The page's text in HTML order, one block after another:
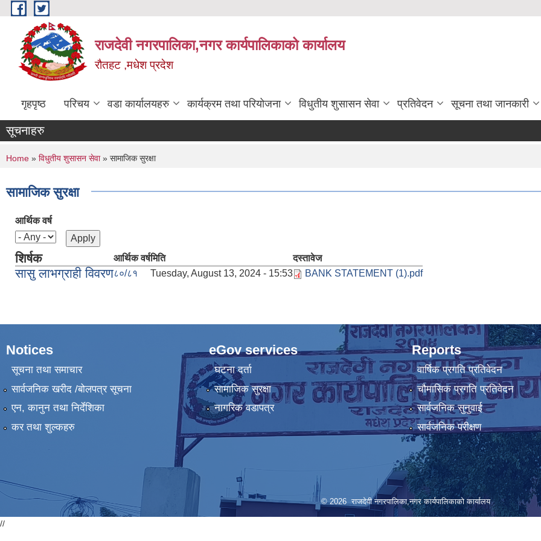
Skip to main content
राजदेवी नगरपालिका,नगर कार्यपालिकाको कार्यालय
रौतहट ,मधेश प्रदेश
गृहपृष्ठ परिचय वडा कार्यालयहरु कार्यक्रम तथा परियोजना विधुतीय शुसासन सेवा प्रतिवेदन सूचना तथा जानकारी
सूचनाहरु
You are here
Home » विधुतीय शुसासन सेवा» सामाजिक सुरक्षा
सामाजिक सुरक्षा
आर्थिक वर्ष
शिर्षक आर्थिक वर्षमिति दस्तावेज
सासु लाभग्राही विवरण८०/८१ Tuesday, August 13, 2024 - 15:53 BANK STATEMENT (1).pdf
Notices
सूचना तथा समाचार
सार्वजनिक खरीद /बोलपत्र सूचना
एन, कानुन तथा निर्देशिका
कर तथा शुल्कहरु
eGov services
घटना दर्ता
सामाजिक सुरक्षा
नागरिक वडापत्र
Reports
वार्षिक प्रगति प्रतिवेदन
चौमासिक प्रगति प्रतिवेदन
सार्वजनिक सुनुवाई
सार्वजनिक परीक्षण
© 2026 राजदेवी नगरपालिका,नगर कार्यपालिकाको कार्यालय
//